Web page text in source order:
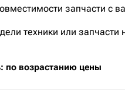
запчасти с
техники или запчасти
по возрастанию цены